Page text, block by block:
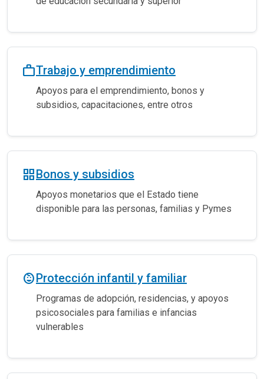
work_outlineTrabajo y emprendimiento
Apoyos para el emprendimiento, bonos y
subsidios, capacitaciones, entre otros
grid_viewBonos y subsidios
Apoyos monetarios que el Estado tiene
disponible para las personas, familias y Pymes
child_careProtección infantil y familiar
Programas de adopción, residencias, y apoyos
psicosociales para familias e infancias
vulnerables